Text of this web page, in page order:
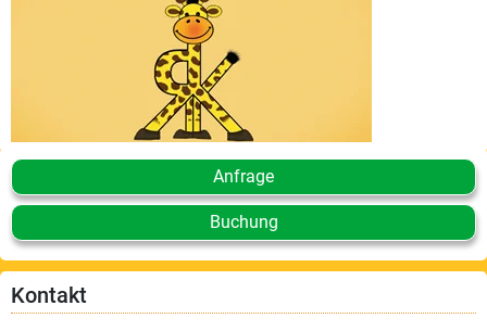
Events
Videos
Referenzen
Blog
Anfrage
Buchung
Kontakt